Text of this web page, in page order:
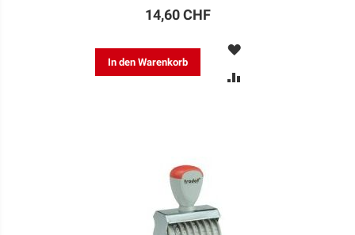
14,60 CHF
In den Warenkorb
MERKEN